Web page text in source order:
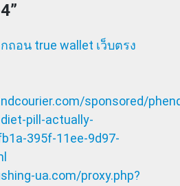
”
ถอน true wallet เว็บตรง
sponsored/
pill-actually-
395f-11ee-9d97-
ua.com/proxy.php?